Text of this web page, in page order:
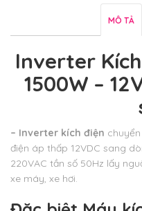
MÔ TẢ
Inverter
1500W –
– Inverter kích điện
điện áp thấp 12VDC sang
220VAC tần số 50Hz lấy
xe máy, xe hơi.